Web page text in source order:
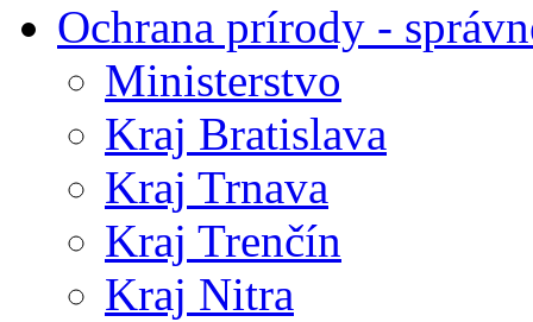
Ochrana prírody -
Ministerstvo
Kraj Bratislava
Kraj Trnava
Kraj Trenčín
Kraj Nitra